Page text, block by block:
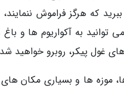
که هرگز فراموش
توانید به آکواریوم ها و
غول پیکر، روبرو خواهید
موزه ها و بسیاری مکان